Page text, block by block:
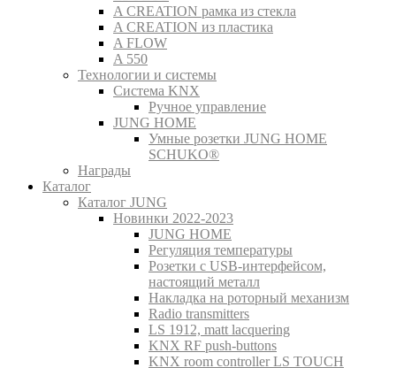
A CREATION рамка из стекла
A CREATION из пластика
A FLOW
A 550
Технологии и системы
Система KNX
Ручное управление
JUNG HOME
Умные розетки JUNG HOME
SCHUKO®
Награды
Каталог
Каталог JUNG
Новинки 2022-2023
JUNG HOME
Регуляция температуры
Розетки с USB-интерфейсом,
настоящий металл
Накладка на роторный механизм
Radio transmitters
LS 1912, matt lacquering
KNX RF push-buttons
KNX room controller LS TOUCH